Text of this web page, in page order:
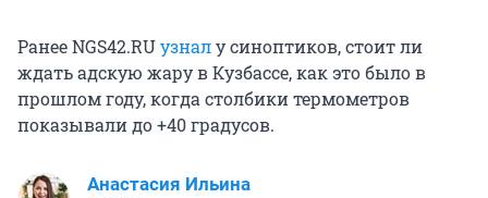
Ранее NGS42.RUузналу синоптиков, стоит ли
ждать адскую жару в Кузбассе, как это было в
прошлом году, когда столбики термометров
показывали до +40 градусов.
Анастасия Ильина